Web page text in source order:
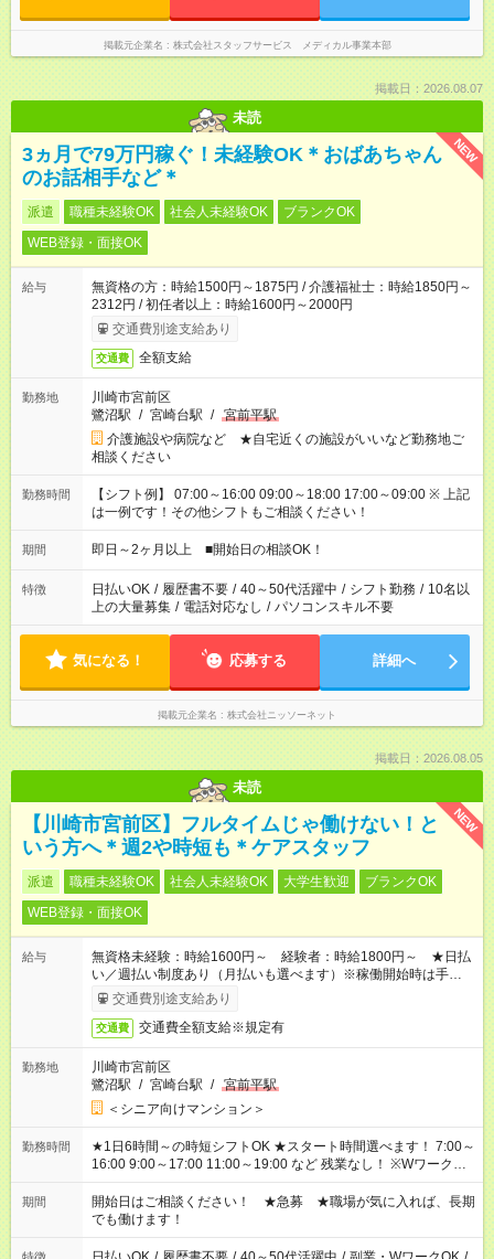
掲載元企業名 株式会社スタッフサービス メディカル事業本部
掲載日：2026.08.07
未読
NEW
3ヵ月で79万円稼ぐ！未経験OK＊おばあちゃん
のお話相手など＊
派遣 職種未経験OK 社会人未経験OK
ブランクOK
WEB登録・面接OK
給与
無資格の方：時給1500円～1875円 / 介護福祉士：時給1850円～
2312円 / 初任者以上：時給1600円～2000円
交通費別途支給あり
交通費 全額支給
勤務地
川崎市宮前区
鷺沼駅 / 宮崎台駅 / 宮前平駅
介護施設や病院など ★自宅近くの施設がいいなど勤務地ご
相談ください
勤務時間
【シフト例】 07:00～16:00 09:00～18:00 17:00～09:00 ※ 上記
は一例です！その他シフトもご相談ください！
期間 即日～2ヶ月以上 ■開始日の相談OK！
特徴 日払いOK / 履歴書不要 / 40～50代活躍中 / シフト勤務 / 10名以
上の大量募集 / 電話対応なし / パソコンスキル不要
気になる！ 応募する 詳細へ
掲載元企業名 株式会社ニッソーネット
掲載日：2026.08.05
未読
NEW
【川崎市宮前区】フルタイムじゃ働けない！と
いう方へ＊週2や時短も＊ケアスタッフ
派遣 職種未経験OK 社会人未経験OK 大学生歓迎
ブランクOK
WEB登録・面接OK
給与
無資格未経験：時給1600円～ 経験者：時給1800円～ ★日払
い／週払い制度あり（月払いも選べます）※稼働開始時は手続き
完了次第のお支払いとなります。
交通費別途支給あり
交通費 交通費全額支給※規定有
勤務地
川崎市宮前区
鷺沼駅 / 宮崎台駅 / 宮前平駅
＜シニア向けマンション＞
勤務時間
★1日6時間～の時短シフトOK ★スタート時間選べます！ 7:00～
16:00 9:00～17:00 11:00～19:00 など 残業なし！ ※Wワークの
場合、他のお仕事と合わせ週40時間超の就業はご案内できませ
ん ※法令に基づき、週20時間以上勤務は社会保険への加入対象
となります ※労働者派遣法（日雇い派遣の原則禁止）により、
短時間・短期間の就業はご案内が難しい場合があります
期間
開始日はご相談ください！ ★急募 ★職場が気に入れば、長期
でも働けます！